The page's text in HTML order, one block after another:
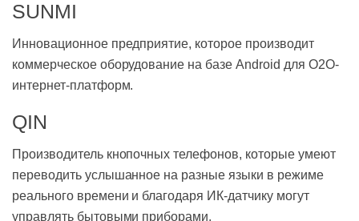
SUNMI
Инновационное предприятие, которое производит
коммерческое оборудование на базе Android для O2O-
интернет-платформ.
QIN
Производитель кнопочных телефонов, которые умеют
переводить услышанное на разные языки в режиме
реального времени и благодаря ИК-датчику могут
управлять бытовыми приборами.